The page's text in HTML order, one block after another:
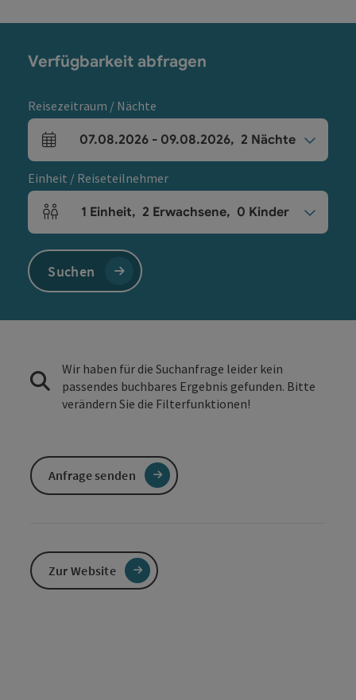
Verfügbarkeit abfragen
Reisezeitraum / Nächte
An- und Abreisefelder
07.08.2026 - 09.08.2026, 2 Nächte
Einheit / Reiseteilnehmer
Einheitenanzahl und Personenfelder
1 Einheit, 2 Erwachsene, 0 Kinder
Suchen
Wir haben für die Suchanfrage leider kein
passendes buchbares Ergebnis gefunden. Bitte
verändern Sie die Filterfunktionen!
Anfrage senden
Zur Website